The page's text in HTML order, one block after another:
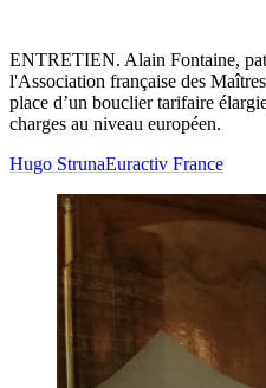
ENTRETIEN. Alain Fontaine,
l'Association française des
place d’un bouclier tarifaire
charges au niveau européen.
Hugo StrunaEuractiv France